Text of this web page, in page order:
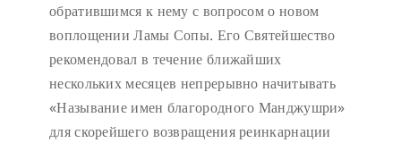
обратившимся к нему с вопросом о новом
воплощении Ламы Сопы. Его Святейшество
рекомендовал в течение ближайших
нескольких месяцев непрерывно начитывать
«Называние имен благородного Манджушри»
для скорейшего возвращения реинкарнации